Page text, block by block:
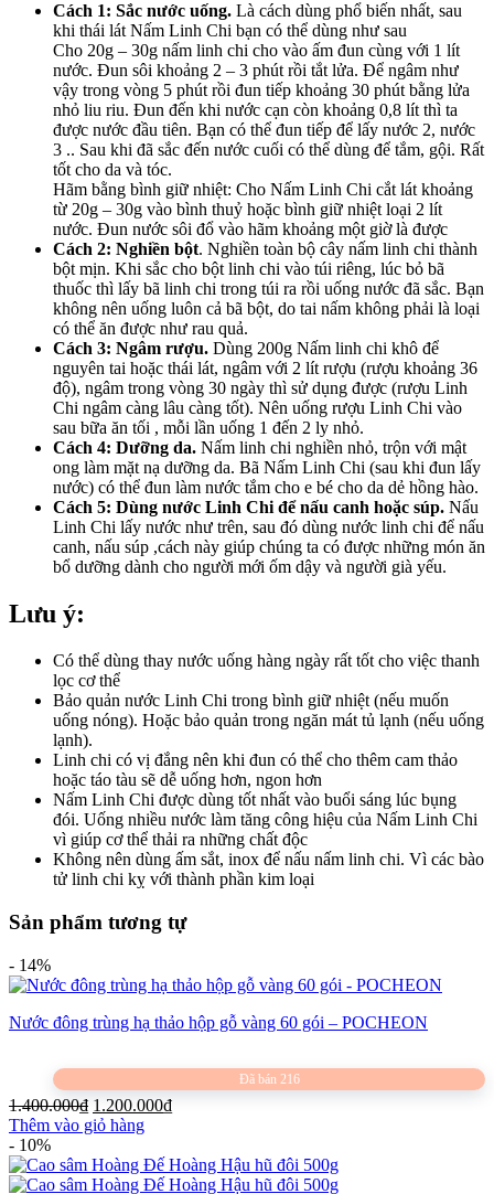
Cách 1: Sắc nước uống. Là cách dùng phổ biến nhất, sau
khi thái lát Nấm Linh Chi bạn có thể dùng như sau
Cho 20g – 30g nấm linh chi cho vào ấm đun cùng với 1 lít
nước. Đun sôi khoảng 2 – 3 phút rồi tắt lửa. Để ngâm như
vậy trong vòng 5 phút rồi đun tiếp khoảng 30 phút bằng lửa
nhỏ liu riu. Đun đến khi nước cạn còn khoảng 0,8 lít thì ta
được nước đầu tiên. Bạn có thể đun tiếp để lấy nước 2, nước
3 .. Sau khi đã sắc đến nước cuối có thể dùng để tắm, gội. Rất
tốt cho da và tóc.
Hãm bằng bình giữ nhiệt: Cho Nấm Linh Chi cắt lát khoảng
từ 20g – 30g vào bình thuỷ hoặc bình giữ nhiệt loại 2 lít
nước. Đun nước sôi đổ vào hãm khoảng một giờ là được
Cách 2: Nghiền bột. Nghiền toàn bộ cây nấm linh chi thành
bột mịn. Khi sắc cho bột linh chi vào túi riêng, lúc bỏ bã
thuốc thì lấy bã linh chi trong túi ra rồi uống nước đã sắc. Bạn
không nên uống luôn cả bã bột, do tai nấm không phải là loại
có thể ăn được như rau quả.
Cách 3: Ngâm rượu. Dùng 200g Nấm linh chi khô để
nguyên tai hoặc thái lát, ngâm với 2 lít rượu (rượu khoảng 36
độ), ngâm trong vòng 30 ngày thì sử dụng được (rượu Linh
Chi ngâm càng lâu càng tốt). Nên uống rượu Linh Chi vào
sau bữa ăn tối , mỗi lần uống 1 đến 2 ly nhỏ.
Cách 4: Dưỡng da. Nấm linh chi nghiền nhỏ, trộn với mật
ong làm mặt nạ dưỡng da. Bã Nấm Linh Chi (sau khi đun lấy
nước) có thể đun làm nước tắm cho e bé cho da dẻ hồng hào.
Cách 5: Dùng nước Linh Chi để nấu canh hoặc súp. Nấu
Linh Chi lấy nước như trên, sau đó dùng nước linh chi để nấu
canh, nấu súp ,cách này giúp chúng ta có được những món ăn
bổ dưỡng dành cho người mới ốm dậy và người già yếu.
Lưu ý:
Có thể dùng thay nước uống hàng ngày rất tốt cho việc thanh
lọc cơ thể
Bảo quản nước Linh Chi trong bình giữ nhiệt (nếu muốn
uống nóng). Hoặc bảo quản trong ngăn mát tủ lạnh (nếu uống
lạnh).
Linh chi có vị đắng nên khi đun có thể cho thêm cam thảo
hoặc táo tàu sẽ dễ uống hơn, ngon hơn
Nấm Linh Chi được dùng tốt nhất vào buổi sáng lúc bụng
đói. Uống nhiều nước làm tăng công hiệu của Nấm Linh Chi
vì giúp cơ thể thải ra những chất độc
Không nên dùng ấm sắt, inox để nấu nấm linh chi. Vì các bào
tử linh chi kỵ với thành phần kim loại
Sản phẩm tương tự
- 14%
Nước đông trùng hạ thảo hộp gỗ vàng 60 gói – POCHEON
Đã bán 216
1.400.000₫ Giá
gốc
1.400.000₫.
1.200.000₫Giá
là:
1.200.000₫.
Thêm vào giỏ hàng
- 10%